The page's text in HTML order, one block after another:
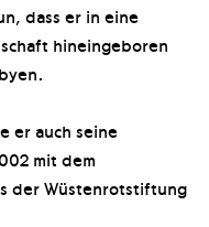
dass er in eine
hineingeboren
er auch seine
mit dem
der Wüstenrotstiftung